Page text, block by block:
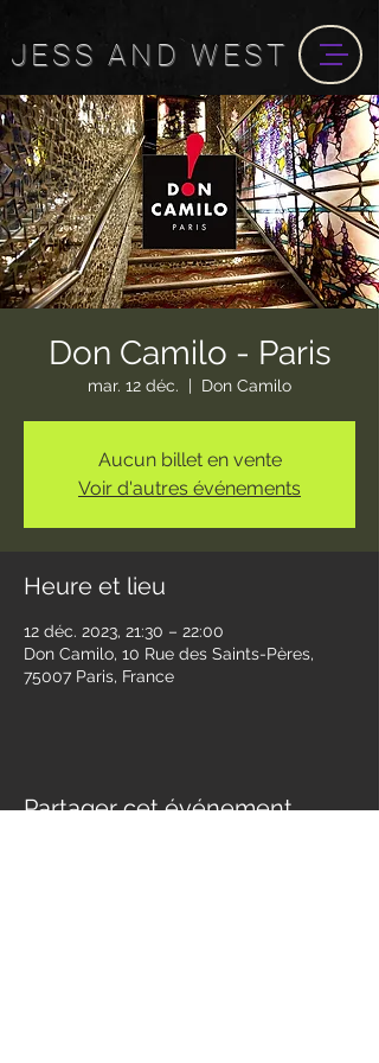
JESSAND WEST
Don Camilo - Paris
mar. 12 déc.
  |
Don Camilo
Aucun billet en vente
Voir d'autres événements
Heure et lieu
12 déc. 2023, 21:30 – 22:00
Don Camilo, 10 Rue des Saints-Pères,
75007 Paris, France
Partager cet événement